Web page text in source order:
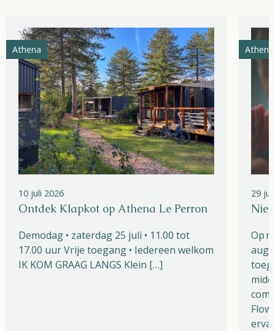
Athena
10 juli 2026
Ontdek Klapkot op Athena Le Perron
Demodag • zaterdag 25 juli • 11.00 tot
17.00 uur Vrije toegang • Iedereen welkom
IK KOM GRAAG LANGS Klein […]
29
Op